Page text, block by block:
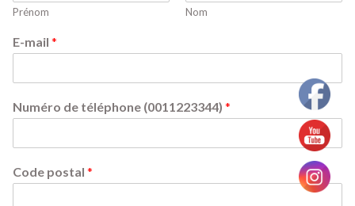
Prénom Nom
E-mail *
Numéro de téléphone (0011223344) *
Code postal *